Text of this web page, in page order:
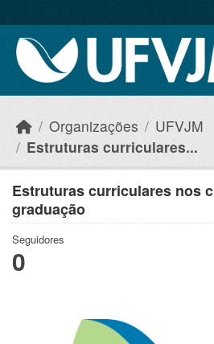
Organizações
UFVJM
Estruturas curriculares...
Estruturas curriculares nos
graduação
Seguidores
0